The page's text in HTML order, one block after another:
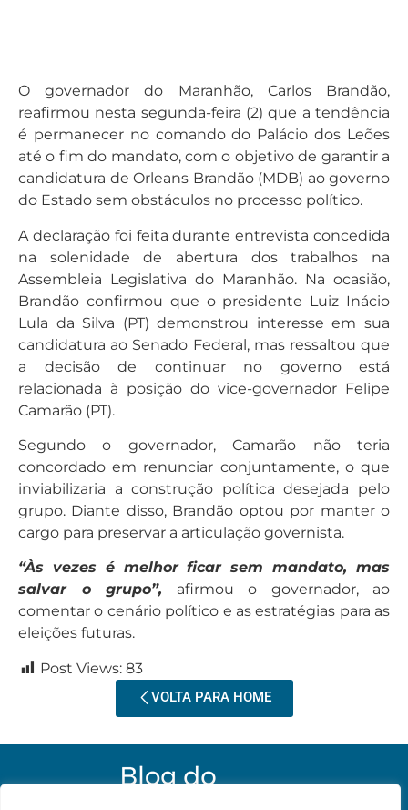
O governador do Maranhão, Carlos Brandão,
reafirmou nesta segunda-feira (2) que a tendência
é permanecer no comando do Palácio dos Leões
até o fim do mandato, com o objetivo de garantir a
candidatura de Orleans Brandão (MDB) ao governo
do Estado sem obstáculos no processo político.
A declaração foi feita durante entrevista concedida
na solenidade de abertura dos trabalhos na
Assembleia Legislativa do Maranhão. Na ocasião,
Brandão confirmou que o presidente Luiz Inácio
Lula da Silva (PT) demonstrou interesse em sua
candidatura ao Senado Federal, mas ressaltou que
a decisão de continuar no governo está
relacionada à posição do vice-governador Felipe
Camarão (PT).
Segundo o governador, Camarão não teria
concordado em renunciar conjuntamente, o que
inviabilizaria a construção política desejada pelo
grupo. Diante disso, Brandão optou por manter o
cargo para preservar a articulação governista.
“Às vezes é melhor ficar sem mandato, mas
salvar o grupo”,
afirmou o governador, ao
comentar o cenário político e as estratégias para as
eleições futuras.
Post Views: 83
VOLTA PARA HOME